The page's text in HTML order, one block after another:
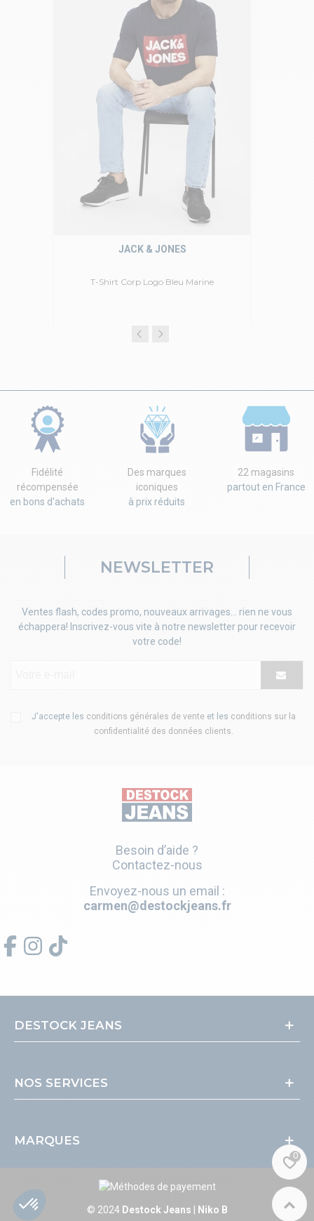
T-Shirt Corp Logo Bleu Marine
JACK & JONES
Fidélité
récompensée
en bons d'achats
Des marques
iconiques
à prix réduits
22 magasins
partout en France
NEWSLETTER
Ventes flash, codes promo, nouveaux arrivages... rien ne vous
échappera! Inscrivez-vous vite à notre newsletter pour recevoir
votre code!
J'accepte les conditions générales de vente et les conditions sur la
confidentialité des données clients
Besoin d’aide ?
Contactez-nous
Envoyez-nous un email :
carmen@destockjeans.fr
DESTOCK JEANS
NOS SERVICES
MARQUES
© 2024 Destock Jeans | Niko B
0